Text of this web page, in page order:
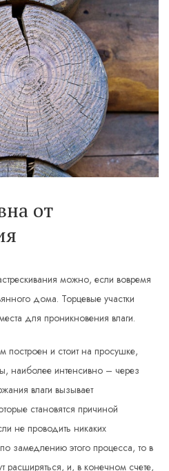
от
можно, если вовремя
дома. Торцевые участки
для проникновения влаги.
построен и стоит на просушке,
наиболее интенсивно – через
влаги вызывает
становятся причиной
не проводить никаких
замедлению этого процесса, то в
расширяться, и, в конечном счете,